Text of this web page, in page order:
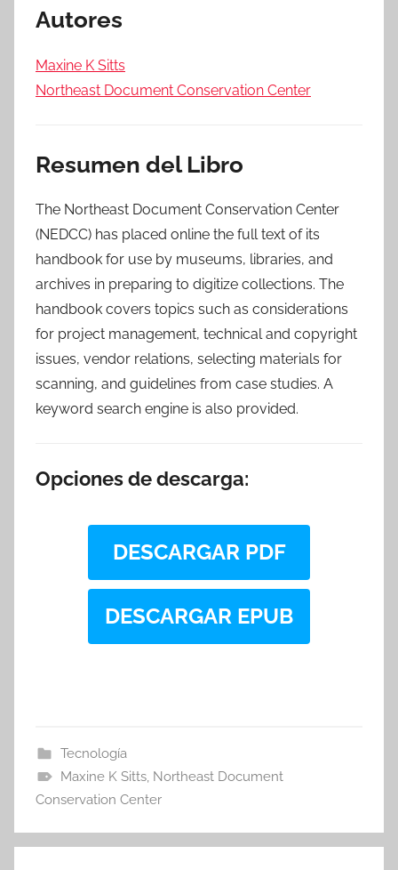
Autores
Maxine K Sitts
Northeast Document Conservation Center
Resumen del Libro
The Northeast Document Conservation Center
(NEDCC) has placed online the full text of its
handbook for use by museums, libraries, and
archives in preparing to digitize collections. The
handbook covers topics such as considerations
for project management, technical and copyright
issues, vendor relations, selecting materials for
scanning, and guidelines from case studies. A
keyword search engine is also provided.
Opciones de descarga:
DESCARGAR PDF
DESCARGAR EPUB
Tecnología
Maxine K Sitts, Northeast Document
Conservation Center